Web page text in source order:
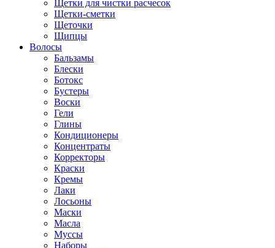
Щетки для чистки расчесок
Щетки-сметки
Щеточки
Щипцы
Волосы
Бальзамы
Блески
Ботокс
Бустеры
Воски
Гели
Глины
Кондиционеры
Концентраты
Корректоры
Краски
Кремы
Лаки
Лосьоны
Маски
Масла
Муссы
Наборы